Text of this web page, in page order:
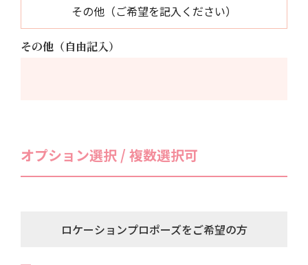
その他（ご希望を記入ください）
その他（自由記入）
オプション選択 / 複数選択可
ロケーションプロポーズをご希望の方